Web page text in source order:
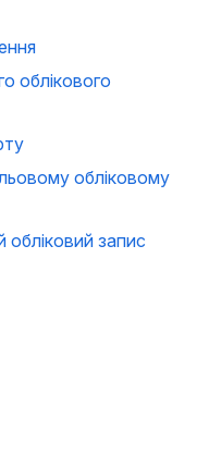
облікового
обліковому
обліковий запис